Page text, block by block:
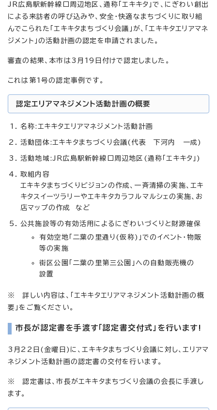
JR広島駅新幹線口周辺地区、通称「エキキタ」で、にぎわい創出
による来訪者の呼び込みや、安全・快適なまちづくりに取り組
んでこられた「エキキタまちづくり会議」が、「エキキタエリアマネ
ジメント」の活動計画の認定を申請されました。
審査の結果、本市は3月19日付けで認定しました。
これは第1号の認定事例です。
認定エリアマネジメント活動計画の概要
名称:エキキタエリアマネジメント活動計画
活動団体:エキキタまちづくり会議(代表 下河内 一成)
活動地域:JR広島駅新幹線口周辺地区(通称「エキキタ」)
取組内容
エキキタまちづくりビジョンの作成、一斉清掃の実施、エキ
キタスイーツラリーやエキキタカラフルマルシェの実施、お
店マップの作成 など
公共施設等の有効活用によるにぎわいづくりと財源確保
有効空地「二葉の里通り(仮称)」でのイベント・物販
等の実施
街区公園「二葉の里第三公園」への自動販売機の
設置
※ 詳しい内容は、「エキキタエリアマネジメント活動計画の概
要」をご覧ください。
市長が認定書を手渡す「認定書交付式」を行います!
3月22日(金曜日)に、エキキタまちづくり会議に対し、エリアマ
ネジメント活動計画の認定書の交付を行います。
※ 認定書は、市長がエキキタまちづくり会議の会長に手渡し
ます。